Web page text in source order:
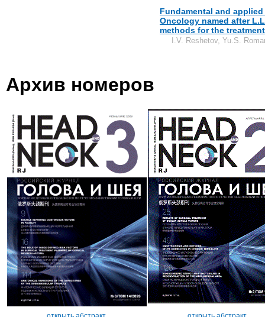
Fundamental and
Oncology named after
methods for the
I.V. Reshetov, Yu.S.
Архив номеров